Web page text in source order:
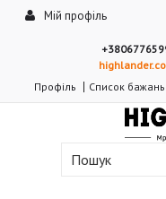
Мій профіль
Профіль
Список